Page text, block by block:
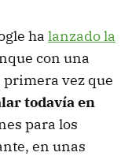
ha lanzado la
con una
vez que
todavía en
para los
en unas